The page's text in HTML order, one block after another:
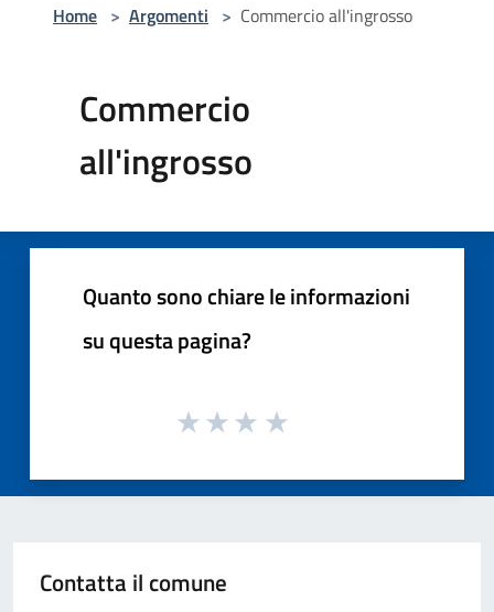
Home > Argomenti > Commercio all'ingrosso
Commercio
all'ingrosso
Quanto sono chiare le informazioni
su questa pagina?
Contatta il comune